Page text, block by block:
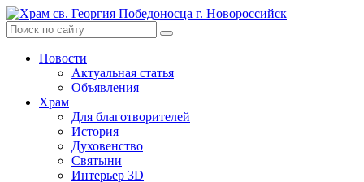
Skip
to
content
Новости
Актуальная статья
Объявления
Храм
Для благотворителей
История
Духовенство
Святыни
Интерьер 3D